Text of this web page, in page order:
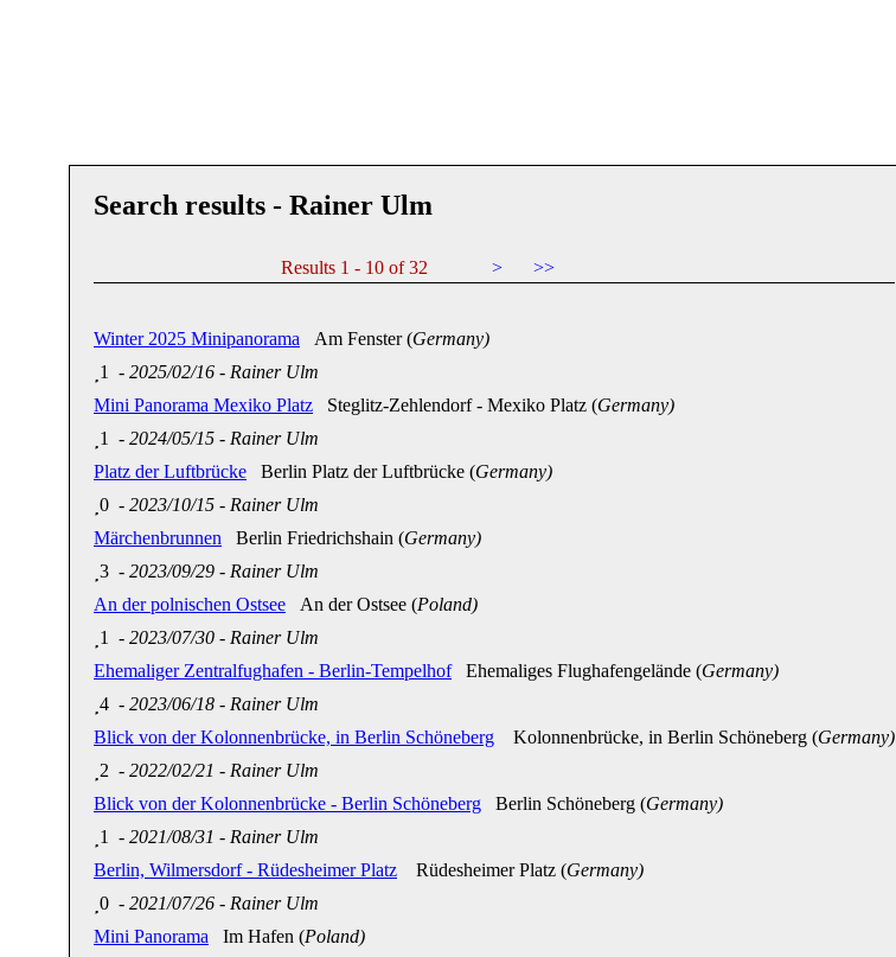
Search results - Rainer Ulm
Results 1 - 10 of 32 > >>
Winter 2025 Minipanorama Am Fenster (Germany)
1
- 2025/02/16 - Rainer Ulm
Mini Panorama Mexiko Platz Steglitz-Zehlendorf - Mexiko Platz (Germany)
1
- 2024/05/15 - Rainer Ulm
Platz der Luftbrücke Berlin Platz der Luftbrücke (Germany)
0 - 2023/10/15 - Rainer Ulm
Märchenbrunnen Berlin Friedrichshain (Germany)
3 - 2023/09/29 - Rainer Ulm
An der polnischen Ostsee An der Ostsee (Poland)
1
- 2023/07/30 - Rainer Ulm
Ehemaliger Zentralfughafen - Berlin-TempelhofEhemaliges Flughafengelände (Germany)
4 - 2023/06/18 - Rainer Ulm
Blick von der Kolonnenbrücke, in Berlin Schöneberg Kolonnenbrücke, in Berlin Schöneberg (Germany)
2 - 2022/02/21 - Rainer Ulm
Blick von der Kolonnenbrücke - Berlin Schöneberg Berlin Schöneberg (Germany)
1
- 2021/08/31 - Rainer Ulm
Berlin, Wilmersdorf - Rüdesheimer Platz Rüdesheimer Platz (Germany)
0 - 2021/07/26 - Rainer Ulm
Mini Panorama Im Hafen (Poland)